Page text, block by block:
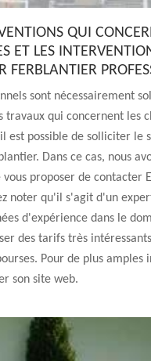
QUI
ET LES
FERBLANTIER
sont nécessairement
travaux qui concernent les
est possible de solliciter le
Dans ce cas, nous
vous proposer de contacter
noter qu'il s'agit d'un
d'expérience dans le
des tarifs très
Pour de plus amples
son site web.